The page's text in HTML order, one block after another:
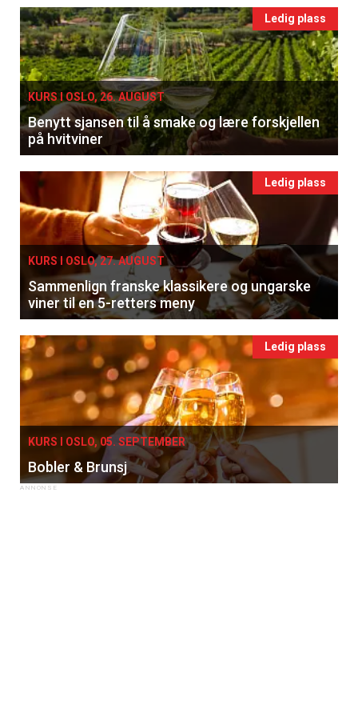
Ledig plass
KURS I OSLO, 26. AUGUST
Benytt sjansen til å smake og lære forskjellen
på hvitviner
Ledig plass
KURS I OSLO, 27. AUGUST
Sammenlign franske klassikere og ungarske
viner til en 5-retters meny
Ledig plass
KURS I OSLO, 05. SEPTEMBER
Bobler & Brunsj